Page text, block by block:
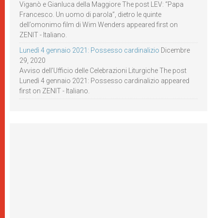
Viganò e Gianluca della Maggiore The post LEV: “Papa
Francesco. Un uomo di parola”, dietro le quinte
dell’omonimo film di Wim Wenders appeared first on
ZENIT - Italiano.
Lunedì 4 gennaio 2021: Possesso cardinalizio Dicembre
29, 2020
Avviso dell’Ufficio delle Celebrazioni Liturgiche The post
Lunedì 4 gennaio 2021: Possesso cardinalizio appeared
first on ZENIT - Italiano.